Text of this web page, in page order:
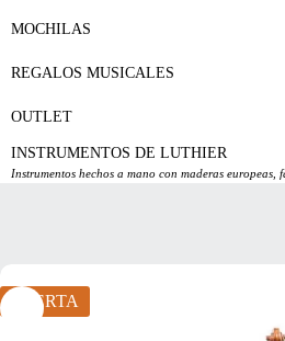
MOCHILAS
REGALOS MUSICALES
OUTLET
INSTRUMENTOS DE LUTHIER
Instrumentos hechos a mano con maderas europeas,
OFERTA